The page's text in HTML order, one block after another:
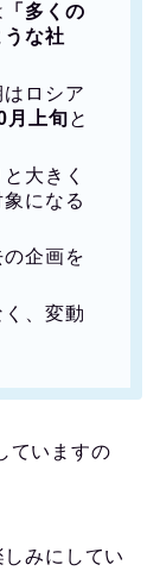
「多くの
うな社
ロシア
月上旬と
大きく
になる
企画を
、変動
ていますの
みにしてい